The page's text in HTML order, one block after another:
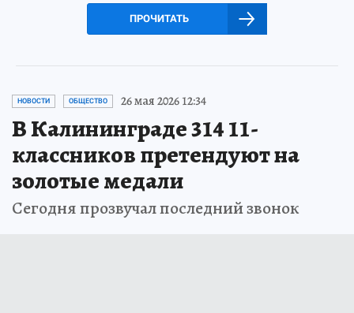
ПРОЧИТАТЬ
НОВОСТИ ОБЩЕСТВО 26 мая 2026 12:34
В Калининграде 314 11-
классников претендуют на
золотые медали
Сегодня прозвучал последний звонок